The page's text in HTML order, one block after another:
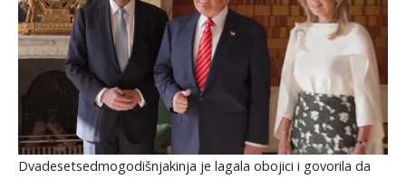
Dvadesetsedmogodišnjakinja je lagala obojici i govorila da